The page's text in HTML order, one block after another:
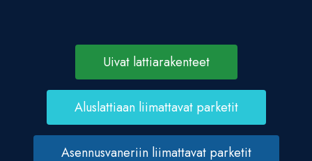
Uivat lattiarakenteet
Aluslattiaan liimattavat parketit
Asennusvaneriin liimattavat parketit